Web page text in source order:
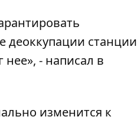
деоккупации станции
- написал в
изменится к